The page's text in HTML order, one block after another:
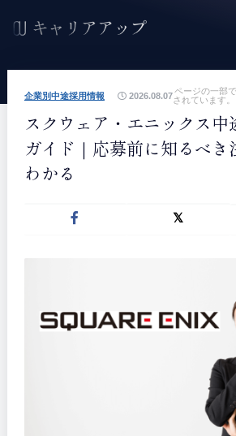
ページの一部
されています。
企業別中途採用情報 2026.08.07
スクウェア・エニックス中
ガイド｜応募前に知るべ
わかる